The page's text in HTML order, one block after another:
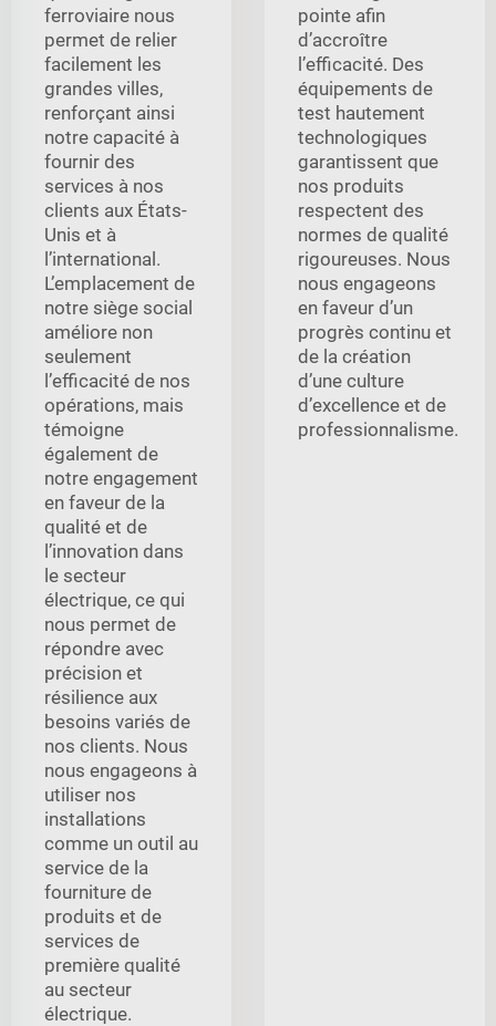
ferroviaire nous
permet de relier
facilement les
grandes villes,
renforçant ainsi
notre capacité à
fournir des
services à nos
clients aux États-
Unis et à
l’international.
L’emplacement de
notre siège social
améliore non
seulement
l’efficacité de nos
opérations, mais
témoigne
également de
notre engagement
en faveur de la
qualité et de
l’innovation dans
le secteur
électrique, ce qui
nous permet de
répondre avec
précision et
résilience aux
besoins variés de
nos clients. Nous
nous engageons à
utiliser nos
installations
comme un outil au
service de la
fourniture de
produits et de
services de
première qualité
au secteur
électrique.
pointe afin
d’accroître
l’efficacité. Des
équipements de
test hautement
technologiques
garantissent que
nos produits
respectent des
normes de qualité
rigoureuses. Nous
nous engageons
en faveur d’un
progrès continu et
de la création
d’une culture
d’excellence et de
professionnalisme.